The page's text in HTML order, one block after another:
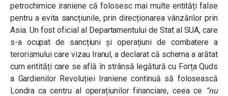
petrochimice iraniene că folosesc mai multe entități false
pentru a evita sancțiunile, prin direcționarea vânzărilor prin
Asia. Un fost oficial al Departamentului de Stat al SUA, care
s-a ocupat de sancțiuni și operațiuni de combatere a
terorismului care vizau Iranul, a declarat că schema a arătat
cum entități care se află în strânsă legătură cu Forța Quds
a Gardienilor Revoluției Iraniene continuă să folosească
Londra ca centru al operațiunilor financiare, ceea ce “nu